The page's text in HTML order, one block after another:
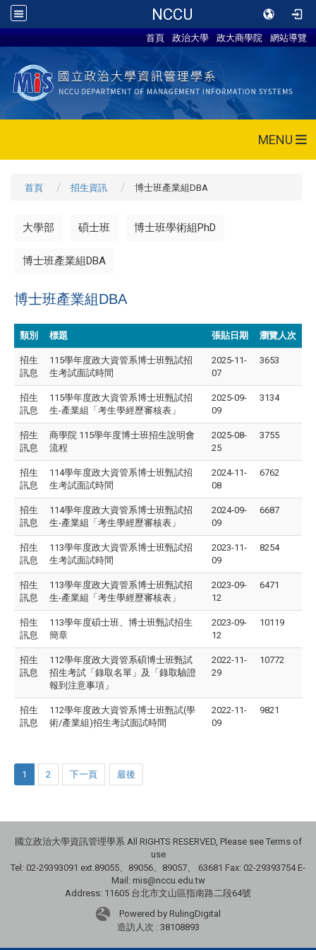
NCCU
首頁 政治大學 政大商學院 網站導覽
MENU
首頁 招生資訊 博士班產業組DBA
大學部 碩士班 博士班學術組PhD
博士班產業組DBA
博士班產業組DBA
類別 標題 張貼日期 瀏覽人次
招生
訊息
115學年度政大資管系博士班甄試招
生考試面試時間
2025-11-
07
3653
招生
訊息
115學年度政大資管系博士班甄試招
生-產業組「考生學經歷審核表」
2025-09-
09
3134
招生
訊息
商學院 115學年度博士班招生說明會
流程
2025-08-
25
3755
招生
訊息
114學年度政大資管系博士班甄試招
生考試面試時間
2024-11-
08
6762
招生
訊息
114學年度政大資管系博士班甄試招
生-產業組「考生學經歷審核表」
2024-09-
09
6687
招生
訊息
113學年度政大資管系博士班甄試招
生考試面試時間
2023-11-
09
8254
招生
訊息
113學年度政大資管系博士班甄試招
生-產業組「考生學經歷審核表」
2023-09-
12
6471
招生
訊息
113學年度碩士班、博士班甄試招生
簡章
2023-09-
12
10119
招生
訊息
112學年度政大資管系碩博士班甄試
招生考試「錄取名單」及「錄取驗證
報到注意事項」
2022-11-
29
10772
招生
訊息
112學年度政大資管系博士班甄試(學
術/產業組)招生考試面試時間
2022-11-
09
9821
1 2 下一頁 最後
國立政治大學資訊管理學系 All RIGHTS RESERVED, Please see Terms of
use
Tel: 02-29393091 ext.89055、89056、89057、
63681 Fax: 02-29393754 E-
Mail: mis@nccu.edu.tw
Address: 11605 台北市文山區指南路二段64號
Powered by RulingDigital
造訪人次 : 38108893